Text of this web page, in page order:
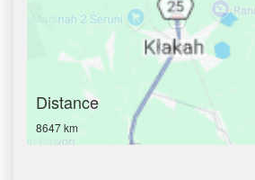
Distance
8647 km